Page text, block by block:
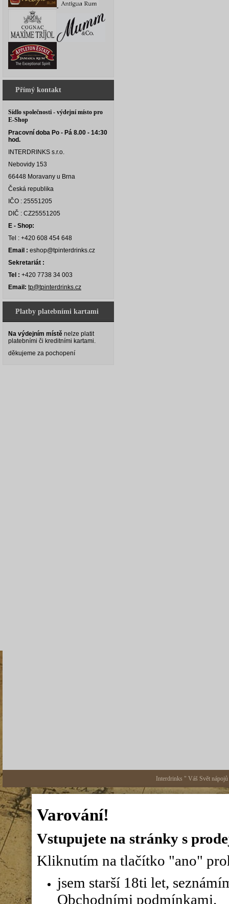
Přímý kontakt
Sídlo společnosti - výdejní místo pro
E-Shop
Pracovní doba Po - Pá 8.00 - 14:30
hod.
INTERDRINKS s.r.o.
Nebovidy 153
66448 Moravany u Brna
Česká republika
IČO : 25551205
DIČ : CZ25551205
E - Shop:
Tel : +420 608 454 648
Email : eshop@tpinterdrinks.cz
Sekretariát :
Tel : +420 7738 34 003
Email: tp@tpinterdrinks.cz
Platby platebními kartami
Na výdejním místě nelze platit
platebními či kreditními kartami.
děkujeme za pochopení
Interdrinks " Váš Svět
Varování!
Vstupujete na stránky s
Kliknutím na tlačítko "ano"
jsem starší 18ti let,
Obchodními podmínkami.